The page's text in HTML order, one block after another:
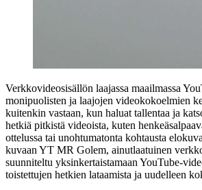
Verkkovideosisällön laajassa maailmassa
monipuolisten ja laajojen videokokoelmien
kuitenkin vastaan, kun haluat tallentaa ja
hetkiä pitkistä videoista, kuten
ottelussa tai unohtumatonta kohtausta
kuvaan YT MR Golem, ainutlaatuinen
suunniteltu yksinkertaistamaan YouTube-
toistettujen hetkien lataamista ja uudelleen